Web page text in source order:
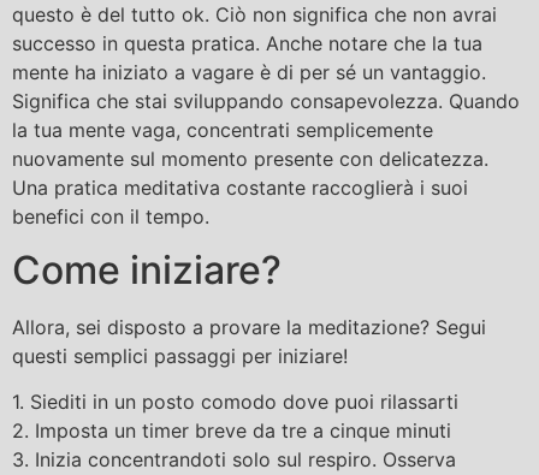
questo è del tutto ok. Ciò non significa che non avrai
successo in questa pratica. Anche notare che la tua
mente ha iniziato a vagare è di per sé un vantaggio.
Significa che stai sviluppando consapevolezza. Quando
la tua mente vaga, concentrati semplicemente
nuovamente sul momento presente con delicatezza.
Una pratica meditativa costante raccoglierà i suoi
benefici con il tempo.
Come iniziare?
Allora, sei disposto a provare la meditazione? Segui
questi semplici passaggi per iniziare!
1. Siediti in un posto comodo dove puoi rilassarti
2. Imposta un timer breve da tre a cinque minuti
3. Inizia concentrandoti solo sul respiro. Osserva